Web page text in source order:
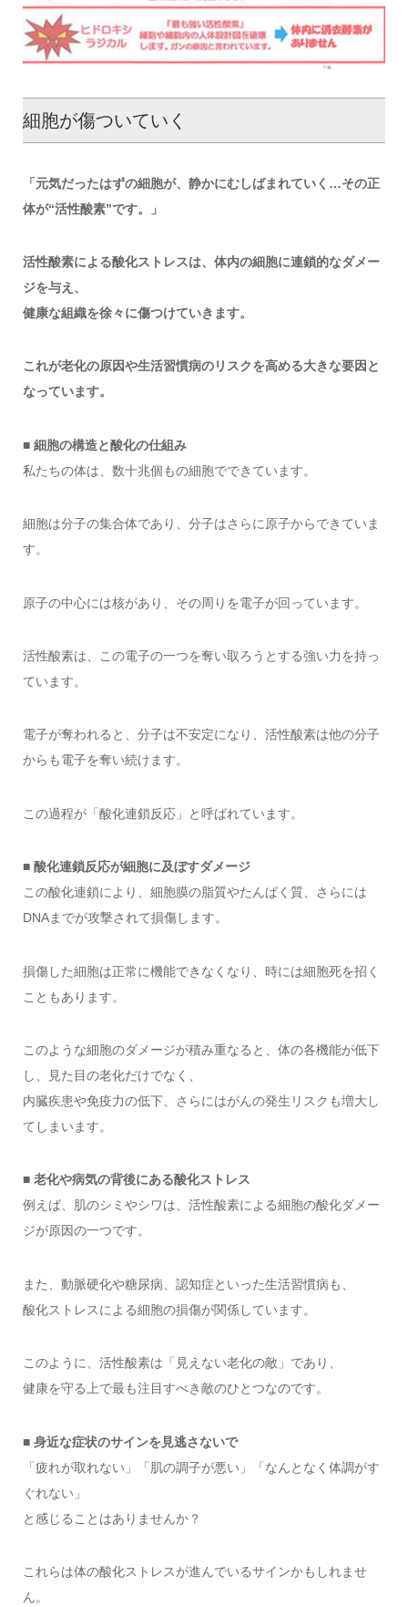
細胞が傷ついていく
「元気だったはずの細胞が、静かにむしばまれていく…その正
体が“活性酸素”です。」
活性酸素による酸化ストレスは、体内の細胞に連鎖的なダメー
ジを与え、
健康な組織を徐々に傷つけていきます。
これが老化の原因や生活習慣病のリスクを高める大きな要因と
なっています。
■ 細胞の構造と酸化の仕組み
私たちの体は、数十兆個もの細胞でできています。
細胞は分子の集合体であり、分子はさらに原子からできていま
す。
原子の中心には核があり、その周りを電子が回っています。
活性酸素は、この電子の一つを奪い取ろうとする強い力を持っ
ています。
電子が奪われると、分子は不安定になり、活性酸素は他の分子
からも電子を奪い続けます。
この過程が「酸化連鎖反応」と呼ばれています。
■ 酸化連鎖反応が細胞に及ぼすダメージ
この酸化連鎖により、細胞膜の脂質やたんぱく質、さらには
DNAまでが攻撃されて損傷します。
損傷した細胞は正常に機能できなくなり、時には細胞死を招く
こともあります。
このような細胞のダメージが積み重なると、体の各機能が低下
し、見た目の老化だけでなく、
内臓疾患や免疫力の低下、さらにはがんの発生リスクも増大し
てしまいます。
■ 老化や病気の背後にある酸化ストレス
例えば、肌のシミやシワは、活性酸素による細胞の酸化ダメー
ジが原因の一つです。
また、動脈硬化や糖尿病、認知症といった生活習慣病も、
酸化ストレスによる細胞の損傷が関係しています。
このように、活性酸素は「見えない老化の敵」であり、
健康を守る上で最も注目すべき敵のひとつなのです。
■ 身近な症状のサインを見逃さないで
「疲れが取れない」「肌の調子が悪い」「なんとなく体調がす
ぐれない」
と感じることはありませんか？
これらは体の酸化ストレスが進んでいるサインかもしれませ
ん。